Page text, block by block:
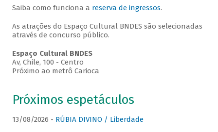
Saiba como funciona a reserva de ingressos.
As atrações do Espaço Cultural BNDES são selecionadas
através de concurso público.
Espaço Cultural BNDES
Av, Chile, 100 - Centro
Próximo ao metrô Carioca
Próximos espetáculos
13/08/2026 - RÚBIA DIVINO / Liberdade